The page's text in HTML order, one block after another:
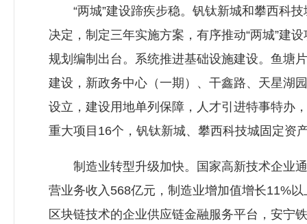
“两城”建设蹄疾步稳。钒钛新城和攀西科技
决定，制定三年实施方案，有序推动“两城”建
规划编制出台。系统推进基础设施建设。鱼塘
建设，新政务中心（一期）、干鑫路、天星湖
设立，建设用地单列保障，人才引进特事特办
重大项目16个，钒钛新城、攀西科技城固定资
制造业转型升级加快。国家高新技术企业通
营业务收入568亿元，制造业增加值增长11%
区块链技术的企业供应链金融服务平台，安宁